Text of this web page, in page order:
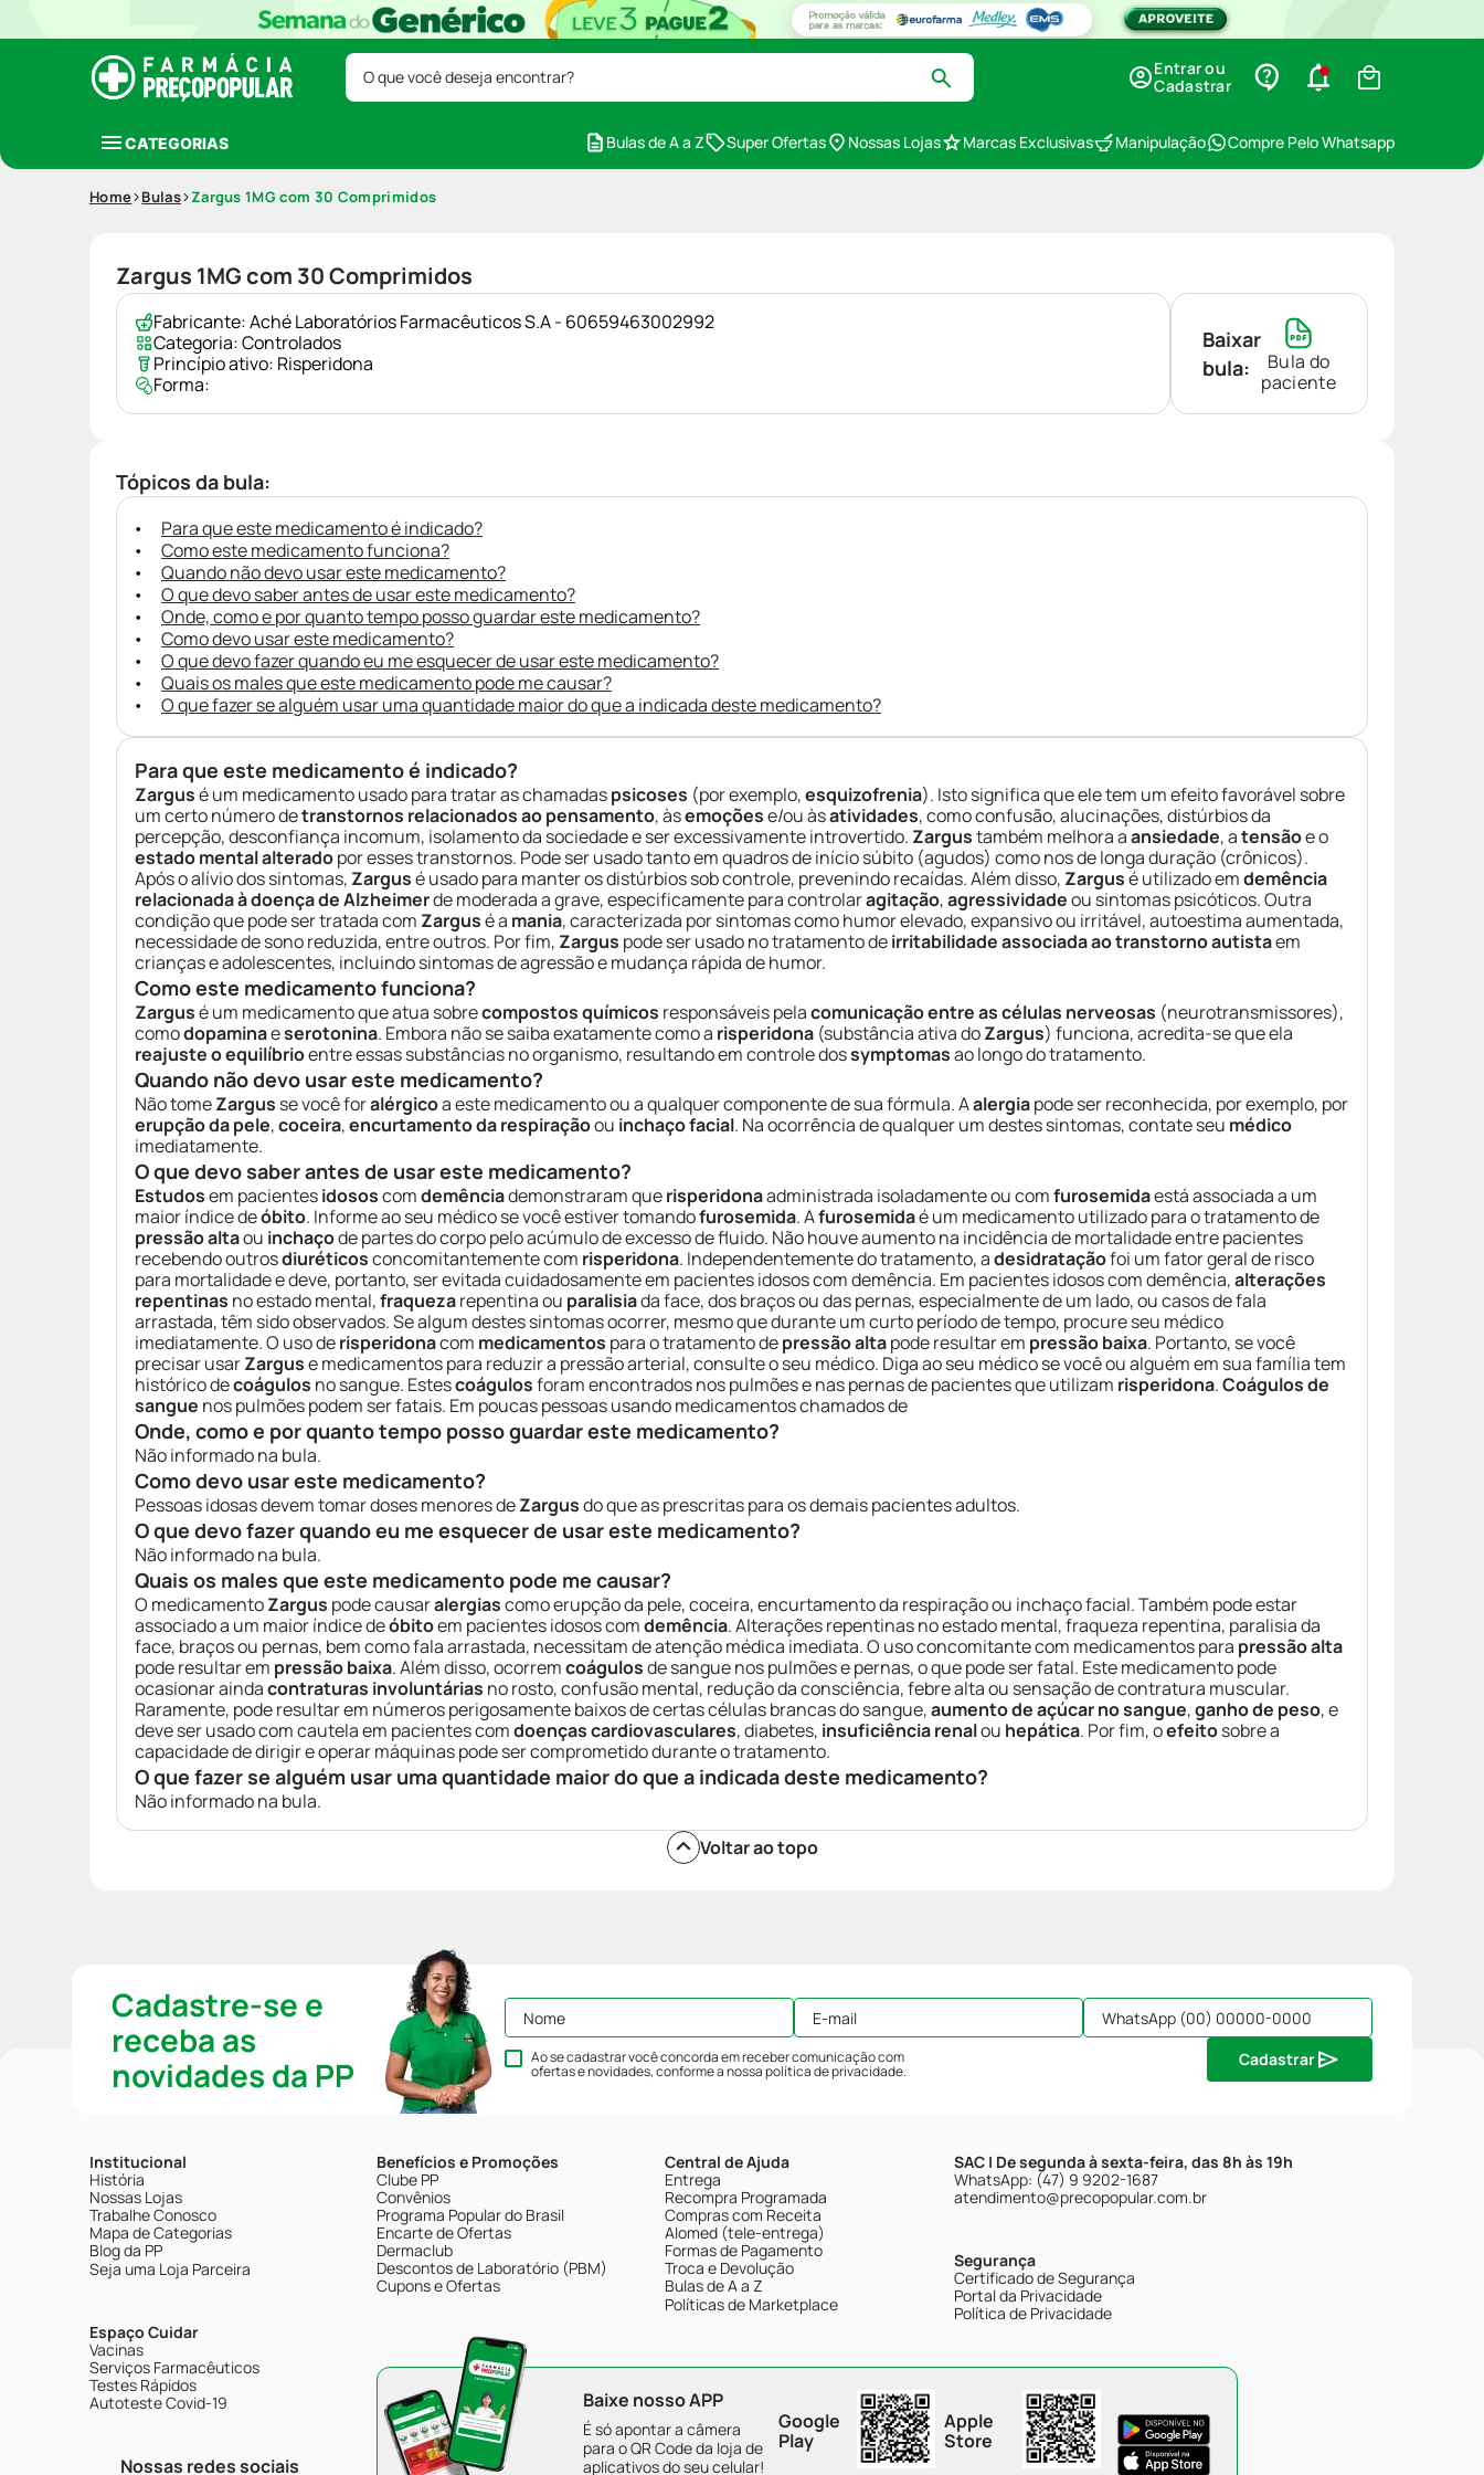
O que você deseja encontrar?
Entrar ou
Cadastrar
CATEGORIAS Bulas de A a Z Super Ofertas Nossas Lojas Marcas Exclusivas Manipulação Compre Pelo Whatsapp
Home Bulas Zargus 1MG com 30 Comprimidos
Zargus 1MG com 30 Comprimidos
Fabricante:Aché Laboratórios Farmacêuticos S.A - 60659463002992
Categoria:Controlados
Princípio ativo: Risperidona
Forma:
Baixar
bula:
Bula do
paciente
Tópicos da bula:
Para que este medicamento é indicado?
Como este medicamento funciona?
Quando não devo usar este medicamento?
O que devo saber antes de usar este medicamento?
Onde, como e por quanto tempo posso guardar este medicamento?
Como devo usar este medicamento?
O que devo fazer quando eu me esquecer de usar este medicamento?
Quais os males que este medicamento pode me causar?
O que fazer se alguém usar uma quantidade maior do que a indicada deste medicamento?
Para que este medicamento é indicado?
Zargusé um medicamento usado para tratar as chamadaspsicoses (por exemplo,esquizofrenia). Isto significa que ele tem um efeito favorável sobre
um certo número detranstornos relacionados ao pensamento, àsemoçõese/ou àsatividades, como confusão, alucinações, distúrbios da
percepção, desconfiança incomum, isolamento da sociedade e ser excessivamente introvertido. Zargustambém melhora aansiedade, atensãoe o
estado mental alteradopor esses transtornos. Pode ser usado tanto em quadros de início súbito (agudos) como nos de longa duração (crônicos).
Após o alívio dos sintomas, Zargusé usado para manter os distúrbios sob controle, prevenindo recaídas. Além disso, Zargusé utilizado emdemência
relacionada à doença de Alzheimerde moderada a grave, especificamente para controlaragitação,agressividadeou sintomas psicóticos. Outra
condição que pode ser tratada com Zargusé a mania, caracterizada por sintomas como humor elevado, expansivo ou irritável, autoestima aumentada,
necessidade de sono reduzida, entre outros. Por fim, Zargus pode ser usado no tratamento deirritabilidade associada ao transtorno autistaem
crianças e adolescentes, incluindo sintomas de agressão e mudança rápida de humor.
Como este medicamento funciona?
Zargusé um medicamento que atua sobrecompostos químicos responsáveis pelacomunicação entre as células nerveosas (neurotransmissores),
comodopaminaeserotonina. Embora não se saiba exatamente como a risperidona (substância ativa doZargus) funciona, acredita-se que ela
reajuste o equilíbrioentre essas substâncias no organismo, resultando em controle dossymptomasao longo do tratamento.
Quando não devo usar este medicamento?
Não tomeZargus se você foralérgicoa este medicamento ou a qualquer componente de sua fórmula. Aalergiapode ser reconhecida, por exemplo, por
erupção da pele,coceira,encurtamento da respiraçãoou inchaço facial. Na ocorrência de qualquer um destes sintomas, contate seu médico
imediatamente.
O que devo saber antes de usar este medicamento?
Estudosem pacientesidososcomdemênciademonstraram querisperidonaadministrada isoladamente ou comfurosemidaestá associada a um
maior índice deóbito. Informe ao seu médico se você estiver tomandofurosemida. Afurosemidaé um medicamento utilizado para o tratamento de
pressão altaou inchaçode partes do corpo pelo acúmulo de excesso de fluido. Não houve aumento na incidência de mortalidade entre pacientes
recebendo outrosdiuréticosconcomitantemente com risperidona. Independentemente do tratamento, adesidrataçãofoi um fator geral de risco
para mortalidade e deve, portanto, ser evitada cuidadosamente em pacientes idosos com demência. Em pacientes idosos com demência,alterações
repentinas no estado mental,fraquezarepentina ou paralisiada face, dos braços ou das pernas, especialmente de um lado, ou casos de fala
arrastada, têm sido observados. Se algum destes sintomas ocorrer, mesmo que durante um curto período de tempo, procure seu médico
imediatamente. O uso derisperidonacom medicamentos para o tratamento depressão altapode resultar em pressão baixa. Portanto, se você
precisar usarZarguse medicamentos para reduzir a pressão arterial, consulte o seu médico. Diga ao seu médico se você ou alguém em sua família tem
histórico decoágulos no sangue. Estescoágulosforam encontrados nos pulmões e nas pernas de pacientes que utilizam risperidona.Coágulos de
sangue nos pulmões podem ser fatais. Em poucas pessoas usando medicamentos chamados de
Onde, como e por quanto tempo posso guardar este medicamento?
Não informado na bula.
Como devo usar este medicamento?
Pessoas idosas devem tomar doses menores deZargusdo que as prescritas para os demais pacientes adultos.
O que devo fazer quando eu me esquecer de usar este medicamento?
Não informado na bula.
Quais os males que este medicamento pode me causar?
O medicamentoZargus pode causaralergiascomo erupção da pele, coceira, encurtamento da respiração ou inchaço facial. Também pode estar
associado a um maior índice deóbitoem pacientes idosos comdemência. Alterações repentinas no estado mental, fraqueza repentina, paralisia da
face, braços ou pernas, bem como fala arrastada, necessitam de atenção médica imediata. O uso concomitante com medicamentos para pressão alta
pode resultar em pressão baixa. Além disso, ocorremcoágulosde sangue nos pulmões e pernas, o que pode ser fatal. Este medicamento pode
ocasionar aindacontraturas involuntárias no rosto, confusão mental, redução da consciência, febre alta ou sensação de contratura muscular.
Raramente, pode resultar em números perigosamente baixos de certas células brancas do sangue,aumento de açúcar no sangue,ganho de peso, e
deve ser usado com cautela em pacientes comdoenças cardiovasculares, diabetes, insuficiência renalou hepática. Por fim, oefeitosobre a
capacidade de dirigir e operar máquinas pode ser comprometido durante o tratamento.
O que fazer se alguém usar uma quantidade maior do que a indicada deste medicamento?
Não informado na bula.
Voltar ao topo
Cadastre-se e
receba as
novidades da PP
Ao se cadastrar você concorda em receber comunicação com
ofertas e novidades, conforme a nossapolítica de privacidade.
Cadastrar
Institucional
História
Nossas Lojas
Trabalhe Conosco
Mapa de Categorias
Blog da PP
Seja uma Loja Parceira
Espaço Cuidar
Vacinas
Serviços Farmacêuticos
Testes Rápidos
Autoteste Covid-19
Nossas redes sociais
Benefícios e Promoções
Clube PP
Convênios
Programa Popular do Brasil
Encarte de Ofertas
Dermaclub
Descontos de Laboratório (PBM)
Cupons e Ofertas
Central de Ajuda
Entrega
Recompra Programada
Compras com Receita
Alomed (tele-entrega)
Formas de Pagamento
Troca e Devolução
Bulas de A a Z
Políticas de Marketplace
SAC | De segunda à sexta-feira, das 8h às 19h
WhatsApp: (47) 9 9202-1687
atendimento@precopopular.com.br
Segurança
Certificado de Segurança
Portal da Privacidade
Política de Privacidade
Baixe nosso APP
É só apontar a câmera
para o QR Code da loja de
aplicativos do seu celular!
Google
Play
Apple
Store